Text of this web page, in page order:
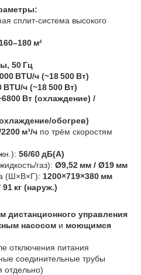
сплит‑система высокого
160–180 м²
50 Гц
BTU/ч (~18 500 Вт)
BTU/ч (~18 500 Вт)
Вт (охлаждение) /
обогрев)
м³/ч по трём скоростям
56/60 дБ(А)
газ): Ø9,52 мм / Ø19 мм
(Ш×В×Г): 1200×719×380 мм
91 кг (наруж.)
дистанционного управления
насосом и моющимся
отключения питания
соединительные трубы
отдельно)